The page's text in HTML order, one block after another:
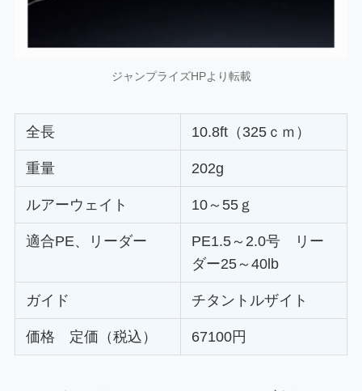
ジャンプライズHPより転載
全長 10.8ft（325ｃｍ）
重量 202g
ルアーウェイト 10～55ｇ
適合PE、リーダー
PE1.5～2.0号 リー
ダー25～40lb
ガイド チタントルザイト
価格 定価（税込） 67100円